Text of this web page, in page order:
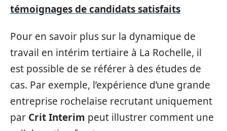
témoignages de candidats satisfaits
Pour en savoir plus sur la dynamique de
travail en intérim tertiaire à La Rochelle, il
est possible de se référer à des études de
cas. Par exemple, l’expérience d’une grande
entreprise rochelaise recrutant uniquement
par Crit Interim peut illustrer comment une